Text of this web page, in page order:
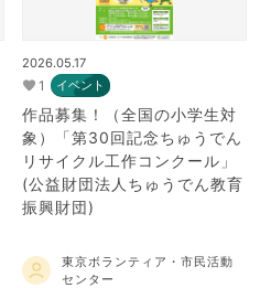
2026.05.17
1 イベント
作品募集！（全国の小学生対
象）「第30回記念ちゅうでん
リサイクル工作コンクール」
(公益財団法人ちゅうでん教育
振興財団)
東京ボランティア・市民活動
センター